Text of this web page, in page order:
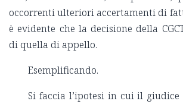
occorrenti ulteriori accertamenti di
è evidente che la decisione della
di quella di appello.
Esemplificando.
Si faccia l’ipotesi in cui il